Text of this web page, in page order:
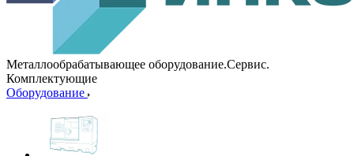
Металлообрабатывающее оборудование.Сервис.
Комплектующие
Оборудование